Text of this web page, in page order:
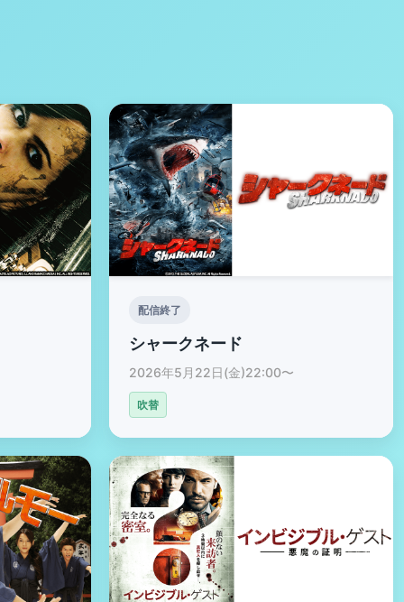
配信終了
シャークネード
2026年5月22日(金)22:00〜
吹替